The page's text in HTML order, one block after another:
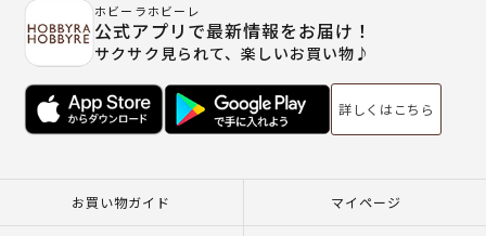
ホビーラホビーレ
公式アプリで最新情報をお届け！
サクサク見られて、楽しいお買い物♪
詳しくはこちら
お買い物ガイド マイページ